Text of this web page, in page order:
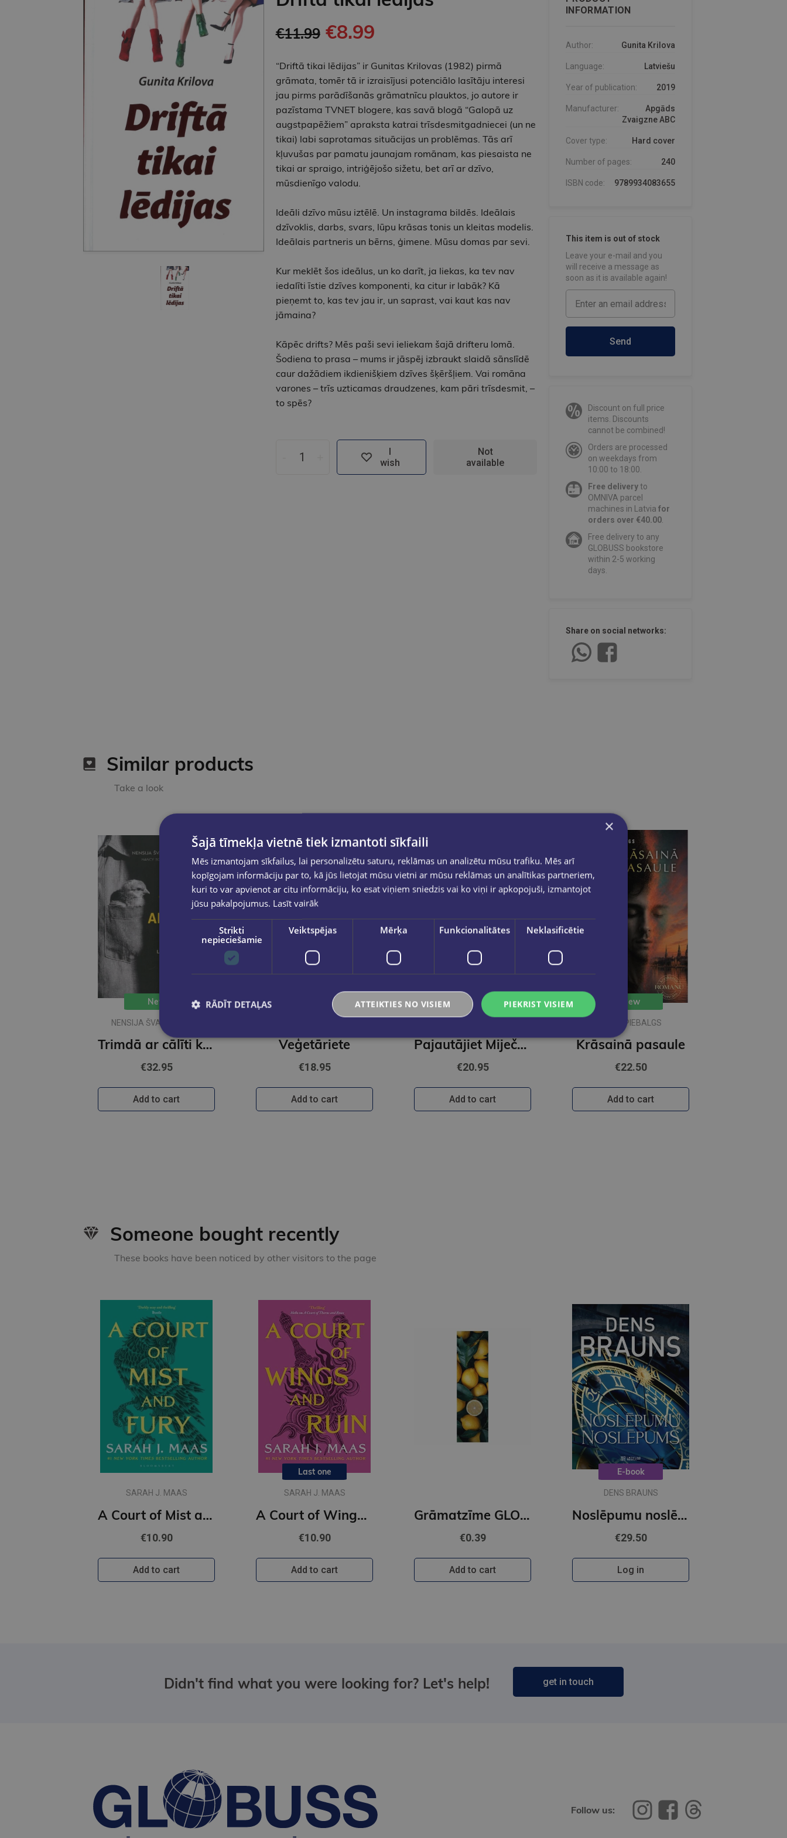
€11.99€8.99
“Driftā tikai lēdijas” ir Gunitas Krilovas (1982) pirmā
grāmata, tomēr tā ir izraisījusi potenciālo lasītāju interesi
jau pirms parādīšanās grāmatnīcu plauktos, jo autore ir
pazīstama TVNET blogere, kas savā blogā “Galopā uz
augstpapēžiem” apraksta katrai trīsdesmitgadniecei (un ne
tikai) labi saprotamas situācijas un problēmas. Tās arī
kļuvušas par pamatu jaunajam romānam, kas piesaista ne
tikai ar spraigo, intriģējošo sižetu, bet arī ar dzīvo,
mūsdienīgo valodu.
Ideāli dzīvo mūsu iztēlē. Un instagrama bildēs. Ideālais
dzīvoklis, darbs, svars, lūpu krāsas tonis un kleitas modelis.
Ideālais partneris un bērns, ģimene. Mūsu domas par sevi.
Kur meklēt šos ideālus, un ko darīt, ja liekas, ka tev nav
iedalīti īstie dzīves komponenti, ka citur ir labāk? Kā
pieņemt to, kas tev jau ir, un saprast, vai kaut kas nav
jāmaina?
Kāpēc drifts? Mēs paši sevi ieliekam šajā drifteru lomā.
Šodiena to prasa – mums ir jāspēj izbraukt slaidā sānslīdē
caur dažādiem ikdienišķiem dzīves šķēršļiem. Vai romāna
varones – trīs uzticamas draudzenes, kam pāri trīsdesmit, –
to spēs?
wish
Not
available
INFORMATION
Author: Gunita Krilova
Language: Latviešu
Year of publication: 2019
Manufacturer:
Apgāds
Zvaigzne ABC
Cover type: Hard cover
Number of pages: 240
ISBN code: 9789934083655
This item is out of stock
Leave your e-mail and you
will receive a message as
soon as it is available again!
Send
Discount on full price
items. Discounts
cannot be combined!
Orders are processed
on weekdays from
10:00 to 18:00.
Free deliveryto
OMNIVA parcel
machines in Latvia for
orders over €40.00.
Free delivery to any
GLOBUSS bookstore
within 2-5 working
days.
Share on social networks:
Similar products
Take a look
New
NENSIJA ŠVARCKOPFA -
ŽARMINA
Trimdā ar cālīti kabatā
€32.95
Add to cart
Veģetāriete
€18.95
Add to cart
New
Pajautājiet Miječkai
€20.95
Add to cart
New
IKARS PIEBALGS
Krāsainā pasaule
€22.50
Add to cart
Someone bought recently
These books have been noticed by other visitors to the page
SARAH J. MAAS
A Court of Mist and Fury : 2
€10.90
Add to cart
Last one
SARAH J. MAAS
A Court of Wings and Ruin : 3
€10.90
Add to cart
Grāmatzīme GLOBUSS - Citroni
€0.39
Add to cart
E-book
DENS BRAUNS
Noslēpumu noslēpums (e-grāmata)
€29.50
Log in
Didn't find what you were looking for? Let's help! get in touch
Follow us:
×
Šajā tīmekļa vietnē tiek izmantoti sīkfaili
Mēs izmantojam sīkfailus, lai personalizētu saturu, reklāmas un analizētu mūsu trafiku. Mēs arī
kopīgojam informāciju par to, kā jūs lietojat mūsu vietni ar mūsu reklāmas un analītikas partneriem,
kuri to var apvienot ar citu informāciju, ko esat viņiem sniedzis vai ko viņi ir apkopojuši, izmantojot
jūsu pakalpojumus. Lasīt vairāk
Strikti
nepieciešamie
Veiktspējas Mērķa Funkcionalitātes Neklasificētie
PIEKRIST VISIEM
ATTEIKTIES NO VISIEM
RĀDĪT DETAĻAS